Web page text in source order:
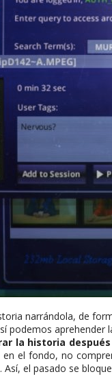
narrándola, de
podemos
la historia
el fondo, no
el pasado se